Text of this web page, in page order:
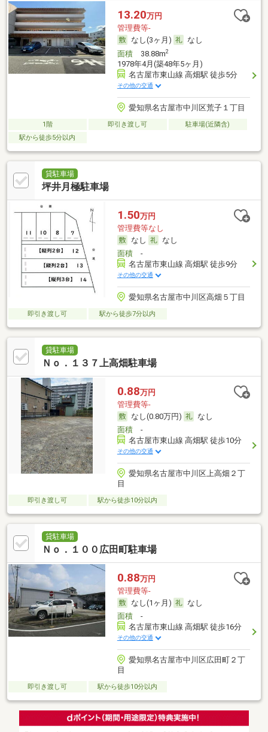
13.20万円
管理費等-
なし(3ヶ月)
なし
面積38.88m2
1978年4月(築48年5ヶ月)
名古屋市東山線 高畑駅 徒歩5分
その他の交通
愛知県名古屋市中川区荒子１丁目
1階 即引き渡し可
駐車場(近隣含)
駅から徒歩5分以内
貸駐車場
坪井月極駐車場
1.50万円
管理費等なし
なし
なし
面積-
名古屋市東山線 高畑駅 徒歩9分
その他の交通
愛知県名古屋市中川区高畑５丁目
即引き渡し可 駅から徒歩7分以内
貸駐車場
Ｎｏ．１３７上高畑駐車場
0.88万円
管理費等-
なし(0.80万円)
なし
面積-
名古屋市東山線 高畑駅 徒歩10分
その他の交通
愛知県名古屋市中川区上高畑２丁
目
即引き渡し可 駅から徒歩10分以内
貸駐車場
Ｎｏ．１００広田町駐車場
0.88万円
管理費等-
なし(1ヶ月)
なし
面積-
名古屋市東山線 高畑駅 徒歩16分
その他の交通
愛知県名古屋市中川区広田町２丁
目
即引き渡し可 駅から徒歩10分以内